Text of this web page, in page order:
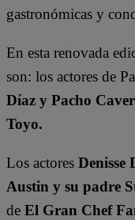
gastronómicas y
En esta renovada
son: los actores de
Díaz y Pacho
Toyo.
Los actores Denisse
Austin y su padre
de El Gran Chef